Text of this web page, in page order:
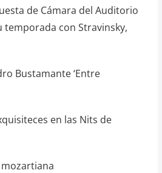
de Cámara del Auditorio
temporada con Stravinsky,
Bustamante ‘Entre
en las Nits de
mozartiana